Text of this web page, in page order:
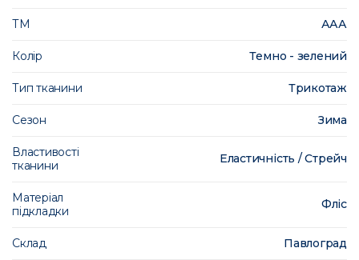
ТМ ААА
Колір Темно - зелений
Тип тканини Трикотаж
Сезон Зима
Властивості
тканини
Еластичність / Стрейч
Матеріал
підкладки
Фліс
Склад Павлоград